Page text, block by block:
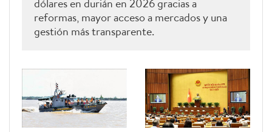
dólares en durián en 2026 gracias a
reformas, mayor acceso a mercados y una
gestión más transparente.